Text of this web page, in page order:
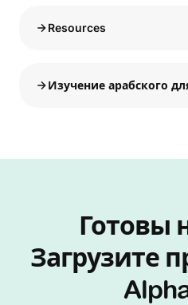
Resources
Изучение арабского
Готовы
Загрузите